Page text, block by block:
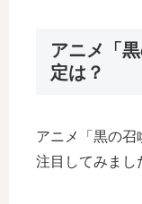
アニメ「
定は？
アニメ「黒の召
注目してみまし